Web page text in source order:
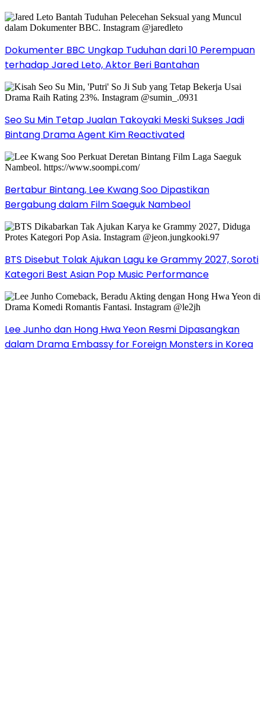
Dokumenter BBC Ungkap Tuduhan dari 10 Perempuan
terhadap Jared Leto, Aktor Beri Bantahan
Seo Su Min Tetap Jualan Takoyaki Meski Sukses Jadi
Bintang Drama Agent Kim Reactivated
Bertabur Bintang, Lee Kwang Soo Dipastikan
Bergabung dalam Film Saeguk Nambeol
BTS Disebut Tolak Ajukan Lagu ke Grammy 2027, Soroti
Kategori Best Asian Pop Music Performance
Lee Junho dan Hong Hwa Yeon Resmi Dipasangkan
dalam Drama Embassy for Foreign Monsters in Korea